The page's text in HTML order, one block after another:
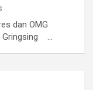
dan OMG
Gringsing …